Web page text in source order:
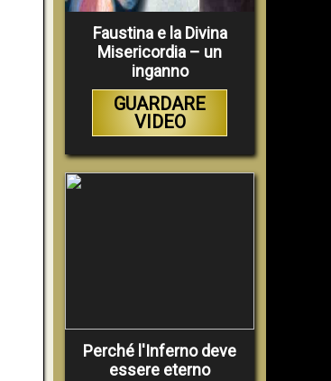
Faustina e la Divina
Misericordia – un
inganno
GUARDARE
VIDEO
Perché l'Inferno deve
essere eterno